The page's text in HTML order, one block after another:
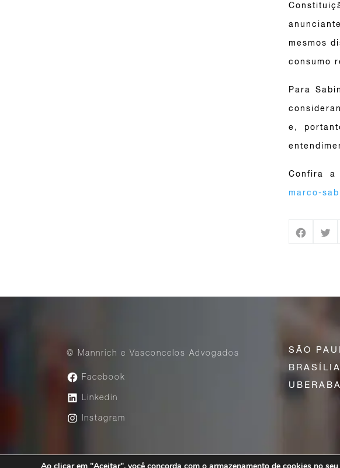
mesmos
consumo
Para
e,
Confira a
marco-
@ Mannrich e Vasconcelos Advogados
Facebook
Linkedin
Instagram
SÃO